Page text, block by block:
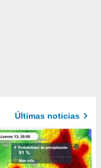
Últimas noticias